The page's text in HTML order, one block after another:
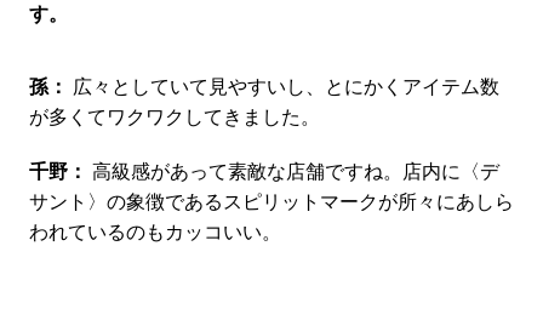
す。
孫：
広々としていて見やすいし、とにかくアイテム数
が多くてワクワクしてきました。
千野： 高級感があって素敵な店舗ですね。店内に〈デ
サント〉の象徴であるスピリットマークが所々にあしら
われているのもカッコいい。